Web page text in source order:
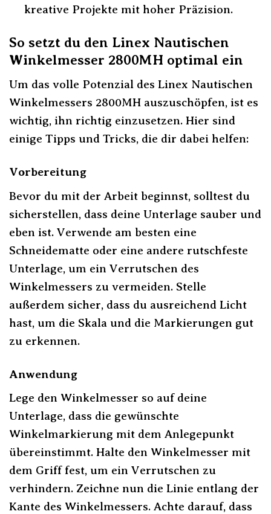
kreative Projekte mit hoher Präzision.
So setzt du den Linex Nautischen
Winkelmesser 2800MH optimal ein
Um das volle Potenzial des Linex Nautischen
Winkelmessers 2800MH auszuschöpfen, ist es
wichtig, ihn richtig einzusetzen. Hier sind
einige Tipps und Tricks, die dir dabei helfen:
Vorbereitung
Bevor du mit der Arbeit beginnst, solltest du
sicherstellen, dass deine Unterlage sauber und
eben ist. Verwende am besten eine
Schneidematte oder eine andere rutschfeste
Unterlage, um ein Verrutschen des
Winkelmessers zu vermeiden. Stelle
außerdem sicher, dass du ausreichend Licht
hast, um die Skala und die Markierungen gut
zu erkennen.
Anwendung
Lege den Winkelmesser so auf deine
Unterlage, dass die gewünschte
Winkelmarkierung mit dem Anlegepunkt
übereinstimmt. Halte den Winkelmesser mit
dem Griff fest, um ein Verrutschen zu
verhindern. Zeichne nun die Linie entlang der
Kante des Winkelmessers. Achte darauf, dass